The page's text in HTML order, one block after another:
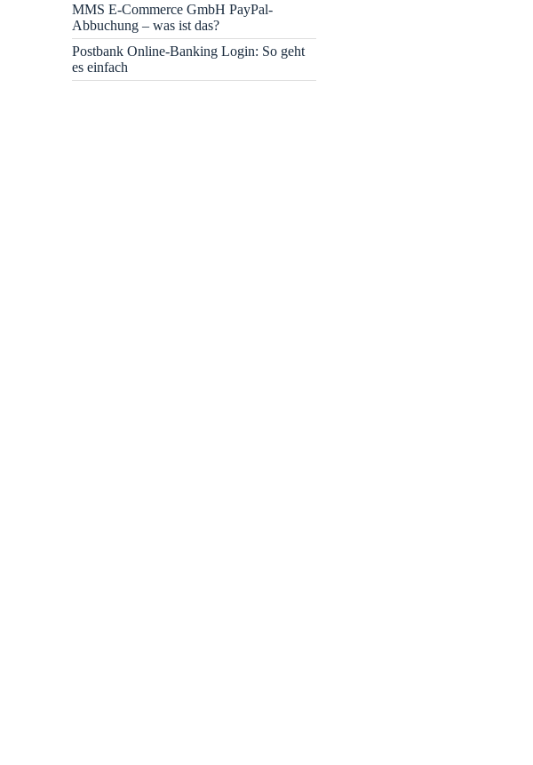
MMS E-Commerce GmbH PayPal-
Abbuchung – was ist das?
Postbank Online-Banking Login: So geht
es einfach